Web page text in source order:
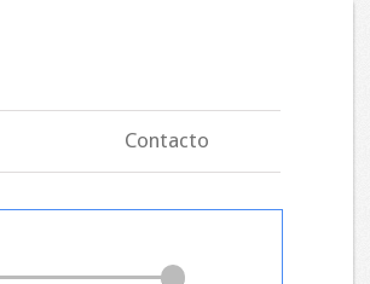
Contacto